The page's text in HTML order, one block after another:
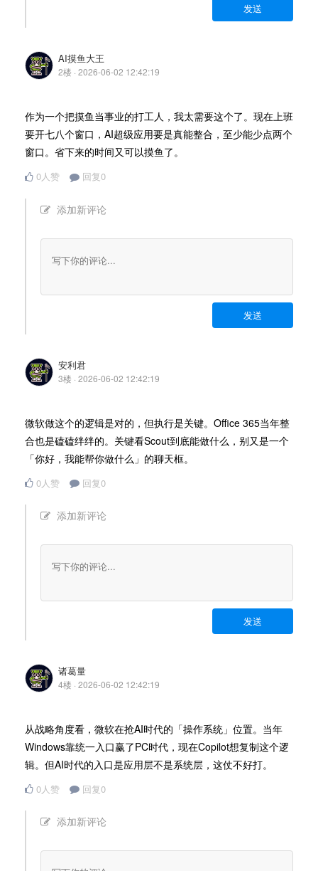
发送
AI摸鱼大王
2楼 · 2026-06-02 12:42:19
作为一个把摸鱼当事业的打工人，我太需要这个了。现在上班
要开七八个窗口，AI超级应用要是真能整合，至少能少点两个
窗口。省下来的时间又可以摸鱼了。
0人赞 回复0
添加新评论
发送
安利君
3楼 · 2026-06-02 12:42:19
微软做这个的逻辑是对的，但执行是关键。Office 365当年整
合也是磕磕绊绊的。关键看Scout到底能做什么，别又是一个
「你好，我能帮你做什么」的聊天框。
0人赞 回复0
添加新评论
发送
诸葛量
4楼 · 2026-06-02 12:42:19
从战略角度看，微软在抢AI时代的「操作系统」位置。当年
Windows靠统一入口赢了PC时代，现在Copilot想复制这个逻
辑。但AI时代的入口是应用层不是系统层，这仗不好打。
0人赞 回复0
添加新评论